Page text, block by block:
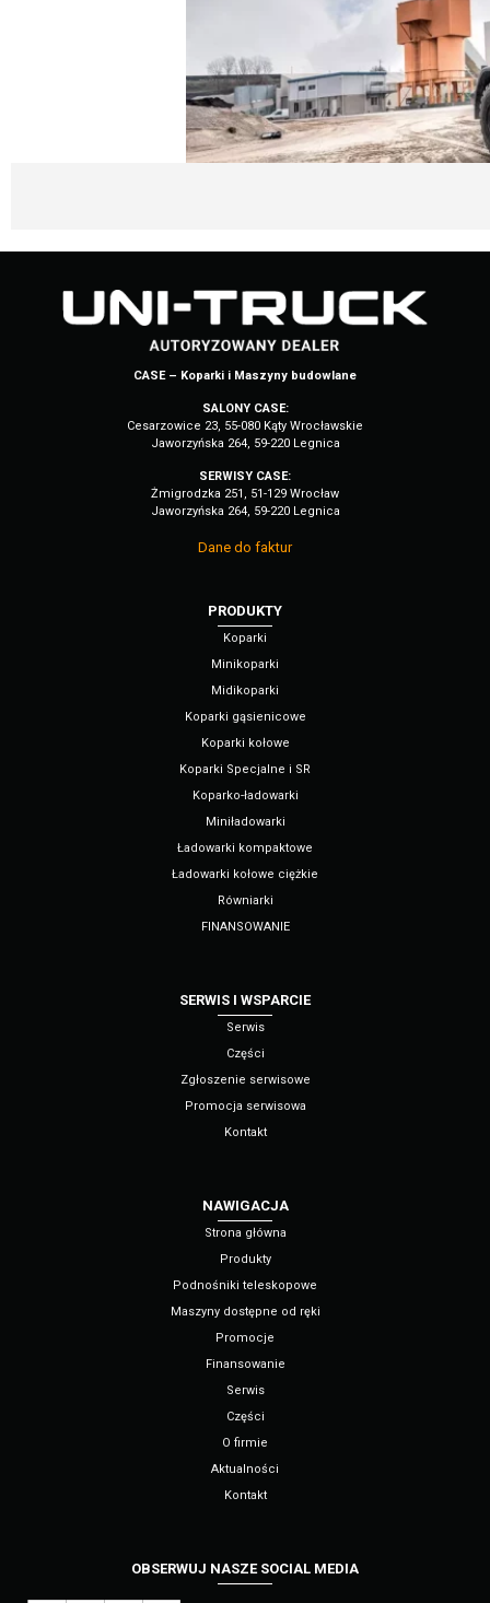
CASE – Koparki i Maszyny budowlane
SALONY CASE:
Cesarzowice 23, 55-080 Kąty Wrocławskie
Jaworzyńska 264, 59-220 Legnica
SERWISY CASE:
Żmigrodzka 251, 51-129 Wrocław
Jaworzyńska 264, 59-220 Legnica
Dane do faktur
PRODUKTY
Koparki
Minikoparki
Midikoparki
Koparki gąsienicowe
Koparki kołowe
Koparki Specjalne i SR
Koparko-ładowarki
Miniładowarki
Ładowarki kompaktowe
Ładowarki kołowe ciężkie
Równiarki
FINANSOWANIE
SERWIS I WSPARCIE
Serwis
Części
Zgłoszenie serwisowe
Promocja serwisowa
Kontakt
NAWIGACJA
Strona główna
Produkty
Podnośniki teleskopowe
Maszyny dostępne od ręki
Promocje
Finansowanie
Serwis
Części
O firmie
Aktualności
Kontakt
OBSERWUJ NASZE SOCIAL MEDIA